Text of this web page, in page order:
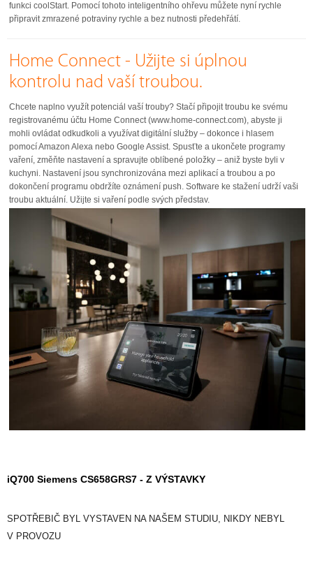
funkci coolStart. Pomocí tohoto inteligentního ohřevu můžete nyní rychle
připravit zmrazené potraviny rychle a bez nutnosti předehřátí.
Home Connect - Užijte si úplnou
kontrolu nad vaší troubou.
Chcete naplno využít potenciál vaší trouby? Stačí připojit troubu ke svému
registrovanému účtu Home Connect (www.home-connect.com), abyste ji
mohli ovládat odkudkoli a využívat digitální služby – dokonce i hlasem
pomocí Amazon Alexa nebo Google Assist. Spusťte a ukončete programy
vaření, změňte nastavení a spravujte oblíbené položky – aniž byste byli v
kuchyni. Nastavení jsou synchronizována mezi aplikací a troubou a po
dokončení programu obdržíte oznámení push. Software ke stažení udrží vaši
troubu aktuální. Užijte si vaření podle svých představ.
iQ700 Siemens CS658GRS7 - Z VÝSTAVKY
SPOTŘEBIČ BYL VYSTAVEN NA NAŠEM STUDIU, NIKDY NEBYL
V PROVOZU